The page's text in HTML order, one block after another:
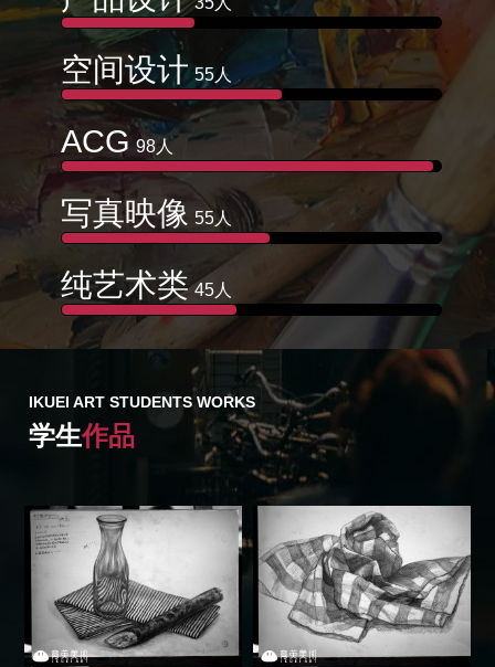
空间设计 55人
ACG 98人
写真映像 55人
纯艺术类 45人
IKUEI ART STUDENTS WORKS
学生作品